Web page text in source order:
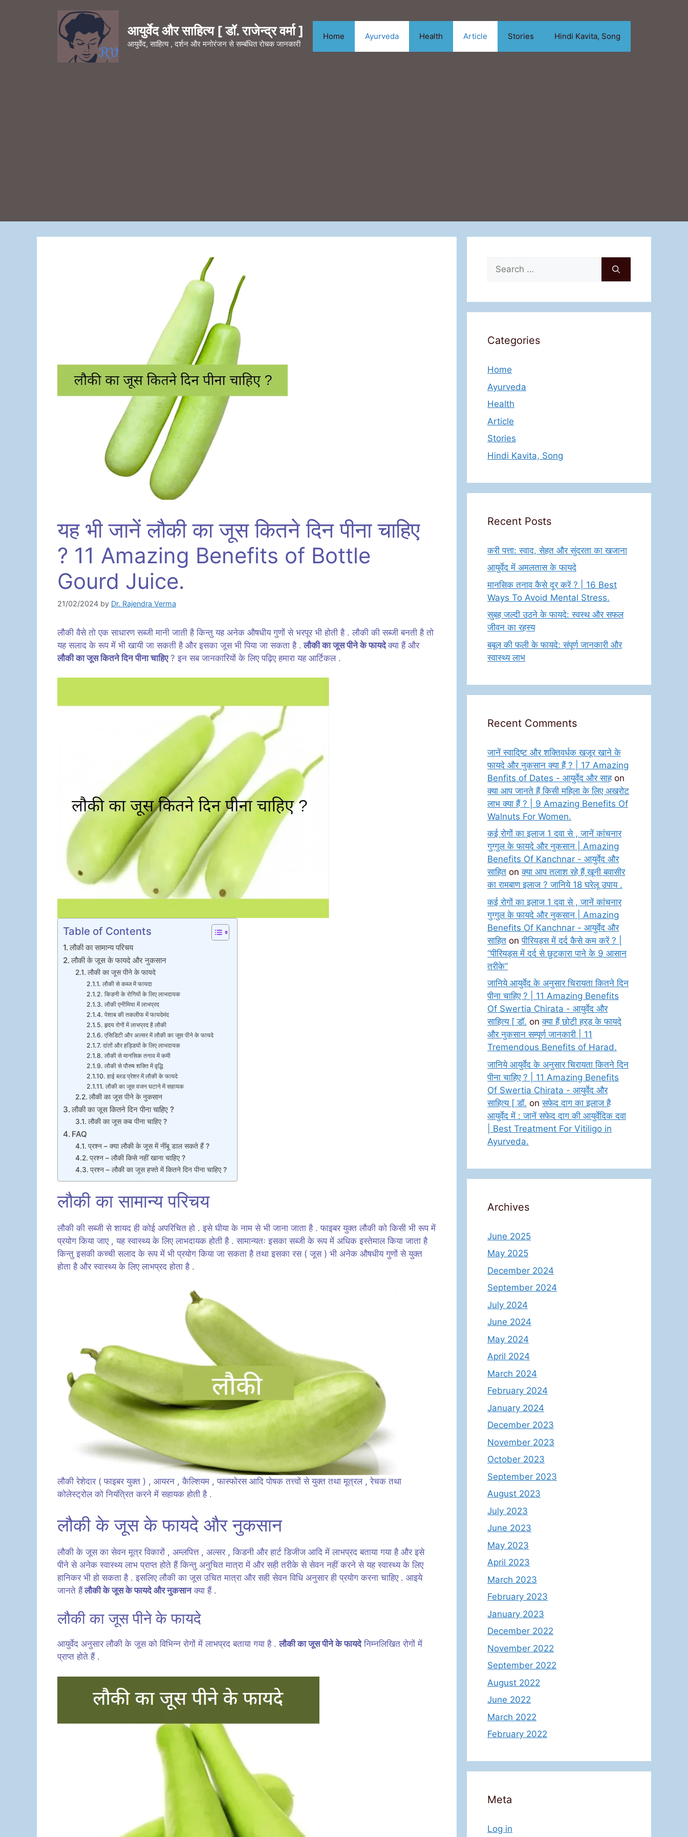
आयुर्वेद और साहित्य [ डॉ. राजेन्द्र वर्मा ]
आयुर्वेद, साहित्य , दर्शन और मनोरंजन से सम्बंधित रोचक जानकारी
Home Ayurveda Health Article Stories Hindi Kavita, Song
यह भी जानें लौकी का जूस कितने दिन पीना चाहिए
? 11 Amazing Benefits of Bottle
Gourd Juice.
21/02/2024 by Dr. Rajendra Verma
लौकी वैसे तो एक साधारण सब्जी मानी जाती है किन्तु यह अनेक औषधीय गुणों से भरपूर भी होती है . लौकी की सब्जी बनती है तो
यह सलाद के रूप में भी खायी जा सकती है और इसका जूस भी पिया जा सकता है . लौकी का जूस पीने के फायदेक्या हैं और
लौकी का जूस कितने दिन पीना चाहिए? इन सब जानकारियों के लिए पढ़िए हमारा यह आर्टिकल .
Table of Contents
लौकी का सामान्य परिचय
लौकी के जूस के फायदे और नुकसान
लौकी का जूस पीने के फायदे
लौकी से कब्ज में फायदा
किडनी के रोगियों के लिए लाभदायक
लौकी एनीमिया में लाभप्रद
पेशाब की तकलीफ में फायदेमंद
हृदय रोगों में लाभप्रद है लौकी
एसिडिटी और अल्सर में लौकी का जूस पीने के फायदे
दांतों और हड्डियों के लिए लाभदायक
लौकी से मानसिक तनाव में कमी
लौकी से पौरुष शक्ति में वृद्धि
हाई ब्लड प्रेशर में लौकी के फायदे
लौकी का जूस वजन घटाने में सहायक
लौकी का जूस पीने के नुकसान
लौकी का जूस कितने दिन पीना चाहिए ?
लौकी का जूस कब पीना चाहिए ?
FAQ
प्रश्न – क्या लौकी के जूस में नींबू डाल सकते हैं ?
प्रश्न – लौकी किसे नहीं खाना चाहिए ?
प्रश्न – लौकी का जूस हफ्ते में कितने दिन पीना चाहिए ?
लौकी का सामान्य परिचय
लौकी की सब्जी से शायद ही कोई अपरिचित हो . इसे घीया के नाम से भी जाना जाता है . फाइबर युक्त लौकी को किसी भी रूप में
प्रयोग किया जाए , यह स्वास्थ्य के लिए लाभदायक होती है . सामान्यतः इसका सब्जी के रूप में अधिक इस्तेमाल किया जाता है
किन्तु इसकी कच्ची सलाद के रूप में भी प्रयोग किया जा सकता है तथा इसका रस ( जूस ) भी अनेक औषधीय गुणों से युक्त
होता है और स्वास्थ्य के लिए लाभप्रद होता है .
लौकी रेशेदार ( फाइबर युक्त ) , आयरन , कैल्शियम , फास्फोरस आदि पोषक तत्त्वों से युक्त तथा मूत्रल , रेचक तथा
कोलेस्ट्रोल को नियंत्रित करने में सहायक होती है .
लौकी के जूस के फायदे और नुकसान
लौकी के जूस का सेवन मूत्र विकारों , अम्लपित्त , अल्सर , किडनी और हार्ट डिजीज आदि में लाभप्रद बताया गया है और इसे
पीने से अनेक स्वास्थ्य लाभ प्राप्त होते हैं किन्तु अनुचित मात्रा में और सही तरीके से सेवन नहीं करने से यह स्वास्थ्य के लिए
हानिकर भी हो सकता है . इसलिए लौकी का जूस उचित मात्रा और सही सेवन विधि अनुसार ही प्रयोग करना चाहिए . आइये
जानते हैंलौकी के जूस के फायदे और नुकसानक्या हैं .
लौकी का जूस पीने के फायदे
आयुर्वेद अनुसार लौकी के जूस को विभिन्न रोगों में लाभप्रद बताया गया है .लौकी का जूस पीने के फायदेनिम्नलिखित रोगों में
प्राप्त होते हैं .
Search
for:
Categories
Home
Ayurveda
Health
Article
Stories
Hindi Kavita, Song
Recent Posts
करी पत्ता: स्वाद, सेहत और सुंदरता का खजाना
आयुर्वेद में अमलतास के फायदे
मानसिक तनाव कैसे दूर करें ? | 16 Best
Ways To Avoid Mental Stress.
सुबह जल्दी उठने के फायदे: स्वस्थ और सफल
जीवन का रहस्य
बबूल की फली के फायदे: संपूर्ण जानकारी और
स्वास्थ्य लाभ
Recent Comments
जानें स्वादिष्ट और शक्तिवर्धक खजूर खाने के
फायदे और नुकसान क्या हैं ? | 17 Amazing
Benfits of Dates - आयुर्वेद और साहon
क्या आप जानते हैं किसी महिला के लिए अखरोट
लाभ क्या हैं ? | 9 Amazing Benefits Of
Walnuts For Women.
कई रोगों का इलाज 1 दवा से , जानें कांचनार
गुग्गुल के फायदे और नुकसान | Amazing
Benefits Of Kanchnar - आयुर्वेद और
साहित onक्या आप तलाश रहे हैं खूनी बवासीर
का रामबाण इलाज ? जानिये 18 घरेलू उपाय .
कई रोगों का इलाज 1 दवा से , जानें कांचनार
गुग्गुल के फायदे और नुकसान | Amazing
Benefits Of Kanchnar - आयुर्वेद और
साहित onपीरियड्स में दर्द कैसे कम करें ? |
“पीरियड्स में दर्द से छुटकारा पाने के 9 आसान
तरीके”
जानिये आयुर्वेद के अनुसार चिरायता कितने दिन
पीना चाहिए ? | 11 Amazing Benefits
Of Swertia Chirata - आयुर्वेद और
साहित्य [ डॉ. onक्या हैं छोटी हरड़ के फायदे
और नुकसान सम्पूर्ण जानकारी | 11
Tremendous Benefits of Harad.
जानिये आयुर्वेद के अनुसार चिरायता कितने दिन
पीना चाहिए ? | 11 Amazing Benefits
Of Swertia Chirata - आयुर्वेद और
साहित्य [ डॉ. onसफेद दाग का इलाज है
आयुर्वेद में : जानें सफेद दाग की आयुर्वेदिक दवा
| Best Treatment For Vitiligo in
Ayurveda.
Archives
June 2025
May 2025
December 2024
September 2024
July 2024
June 2024
May 2024
April 2024
March 2024
February 2024
January 2024
December 2023
November 2023
October 2023
September 2023
August 2023
July 2023
June 2023
May 2023
April 2023
March 2023
February 2023
January 2023
December 2022
November 2022
September 2022
August 2022
June 2022
March 2022
February 2022
Meta
Log in